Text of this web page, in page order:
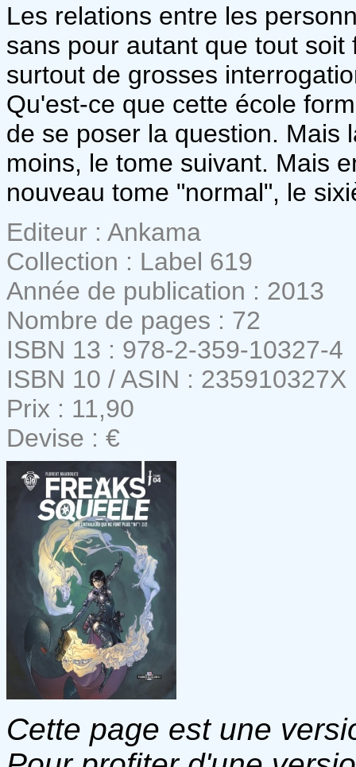
Les relations entre les
sans pour autant que tout
surtout de grosses
Qu'est-ce que cette école
de se poser la question. Mais
moins, le tome suivant. Mais
nouveau tome "normal", le
Editeur : Ankama
Collection : Label 619
Année de publication : 2013
Nombre de pages : 72
ISBN 13 : 978-2-359-10327-4
ISBN 10 / ASIN : 235910327X
Prix : 11,90
Devise : €
Cette page est une